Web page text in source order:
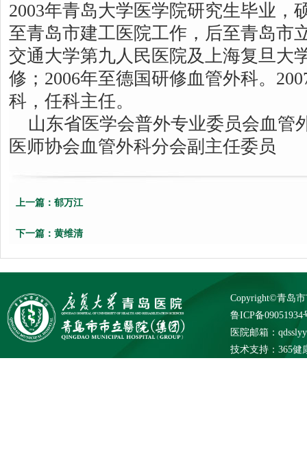
2003年青岛大学医学院研究生毕业，
至青岛市建工医院工作，后至青岛市
交通大学第九人民医院及上海复旦大
修；2006年至德国研修血管外科。
科，任科主任。
山东省医学会普外专业委员会血管
医师协会血管外科分会副主任委员
上一篇： 郁万江
下一篇： 黄维清
Copyright©青岛
鲁ICP备09051934
医院邮箱：
技术支持： 365健